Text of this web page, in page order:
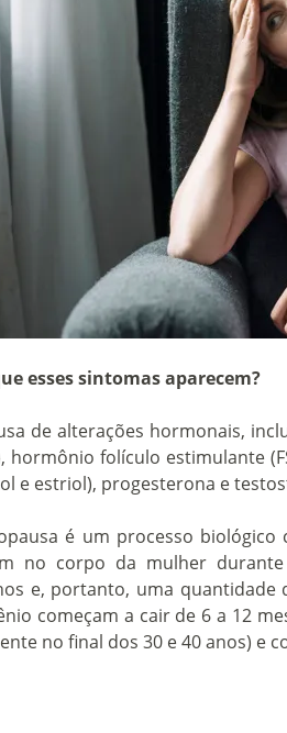
esses sintomas aparecem?
de alterações hormonais,
hormônio folículo estimulante
e estriol), progesterona e
é um processo biológico
no corpo da mulher
e, portanto, uma quantidade
começam a cair de 6 a 12
no final dos 30 e 40 anos) e